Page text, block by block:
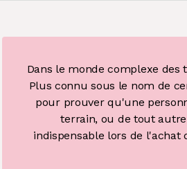
Dans le monde complexe
Plus connu sous le nom de
pour prouver qu'une
terrain, ou de tout
indispensable lors de